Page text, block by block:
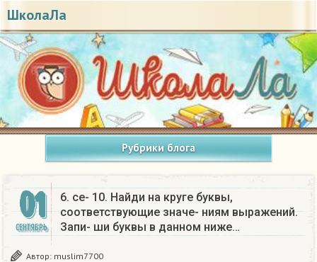
ШколаЛа
Рубрики блога
01
СЕНТЯБРЬ
6. се- 10. Найди на круге буквы,
соответствующие значе- ниям выражений.
Запи- ши буквы в данном ниже…
Автор: muslim7700